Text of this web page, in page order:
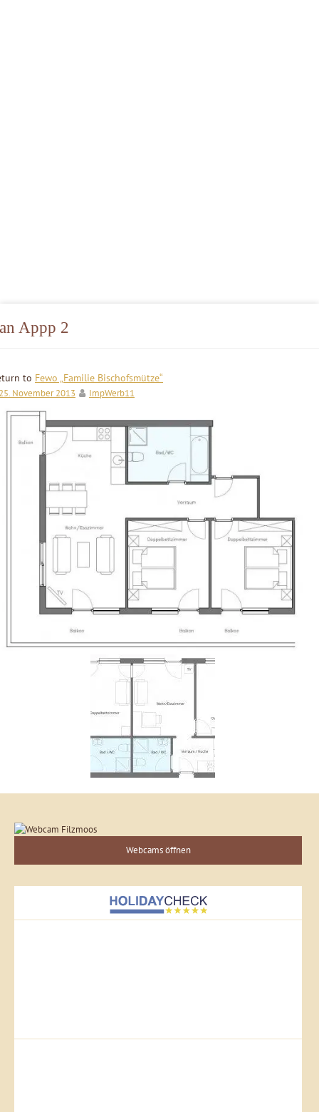
Appp 2
to Fewo „Familie Bischofsmütze“
November 2013 ImpWerb11
Webcams öffnen